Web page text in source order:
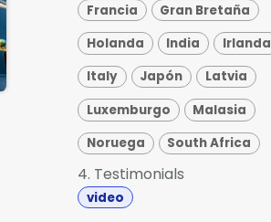
Francia
Gran Bretaña
Holanda
India
Irlanda
Italy
Japón
Latvia
Luxemburgo
Malasia
Noruega
South Africa
4. Testimonials
video